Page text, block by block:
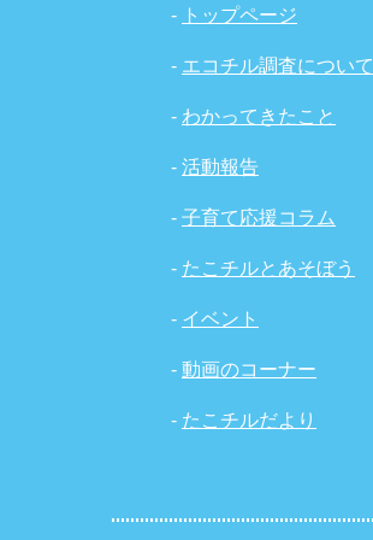
- トップページ
- エコチル調査について
- わかってきたこと
- 活動報告
- 子育て応援コラム
- たこチルとあそぼう
- イベント
- 動画のコーナー
- たこチルだより